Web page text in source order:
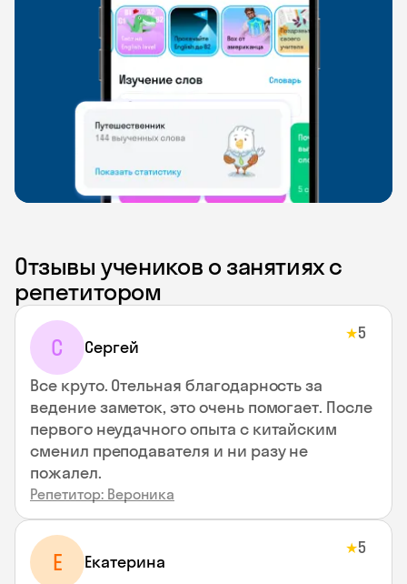
Отзывы учеников о занятиях с
репетитором
С Сергей
★5
Все круто. Отельная благодарность за
ведение заметок, это очень помогает. После
первого неудачного опыта с китайским
сменил преподавателя и ни разу не
пожалел.
Репетитор: Вероника
Е Екатерина
★5